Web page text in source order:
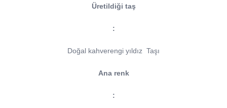
Üretildiği taş
:
Doğal kahverengi yıldız Taşı
Ana renk
: